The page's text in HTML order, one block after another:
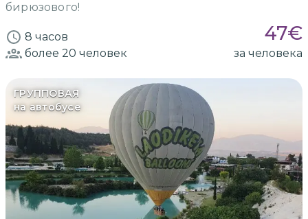
бирюзового!
8 часов 47€
более 20 человек за человека
ГРУППОВАЯ
на автобусе